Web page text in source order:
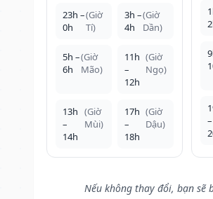
23h –
0h
(Giờ
Tí)
3h –
4h
(Giờ
Dần)
5h –
6h
(Giờ
Mão)
11h
–
12h
(Giờ
Ngọ)
13h
–
14h
(Giờ
Mùi)
17h
–
18h
(Giờ
Dậu)
–
Nếu không thay đổi, bạn sẽ